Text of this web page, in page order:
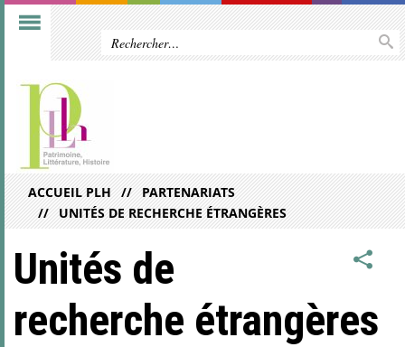
ACCUEIL PLH
PARTENARIATS
UNITÉS DE RECHERCHE ÉTRANGÈRES
Unités de
recherche étrangères